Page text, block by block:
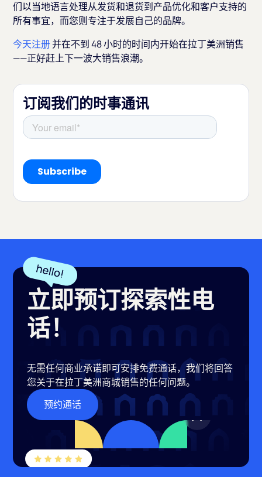
们以当地语言处理从发货和退货到产品优化和客户支持的
所有事宜，而您则专注于发展自己的品牌。
今天注册并在不到 48 小时的时间内开始在拉丁美洲销售
——正好赶上下一波大销售浪潮。
订阅我们的时事通讯
立即预订探索性电
话！
无需任何商业承诺即可安排免费通话，我们将回答
您关于在拉丁美洲商城销售的任何问题。
预约通话